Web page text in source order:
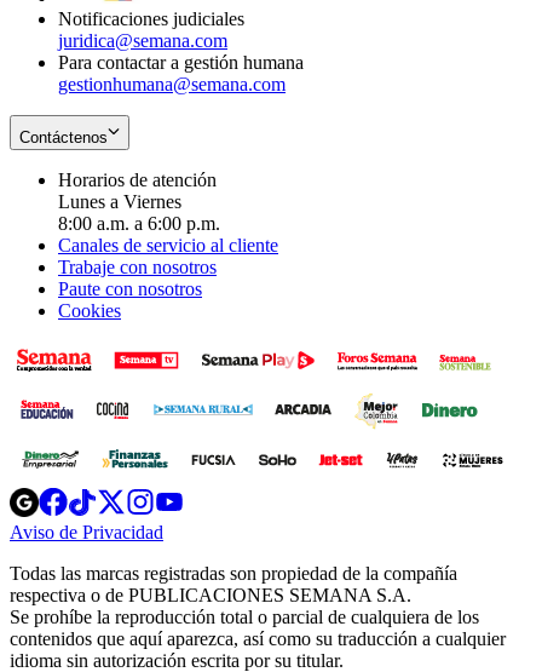
Notificaciones judiciales
juridica@semana.com
Para contactar a gestión humana
gestionhumana@semana.com
Contáctenos
Horarios de atención
Lunes a Viernes
8:00 a.m. a 6:00 p.m.
Canales de servicio al cliente
Trabaje con nosotros
Paute con nosotros
Cookies
Opens
in
new
Opens
in
new
Opens
in
new
window
Opens
new
windowwindow
Aviso de Privacidad
new
window
Todas las marcas registradas son propiedad de la compañía
respectiva o de PUBLICACIONES SEMANA S.A.
Se prohíbe la reproducción total o parcial de cualquiera de los
contenidos que aquí aparezca, así como su traducción a cualquier
idioma sin autorización escrita por su titular.